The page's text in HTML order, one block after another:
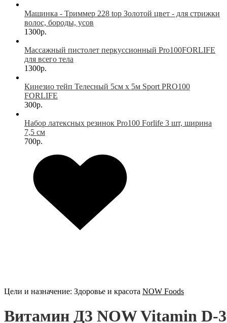
Машинка - Триммер 228 top Золотой цвет - для стрижки
волос, бороды, усов
1300р.
Массажный пистолет перкуссионный Pro100FORLIFE
для всего тела
1300р.
Кинезио тейп Телесный 5см х 5м Sport PRO100
FORLIFE
300р.
Набор латексных резинок Pro100 Forlife 3 шт, ширина
7,5 см
700р.
Цели и назначение: Здоровье и красота NOW Foods
Витамин Д3 NOW Vitamin D-